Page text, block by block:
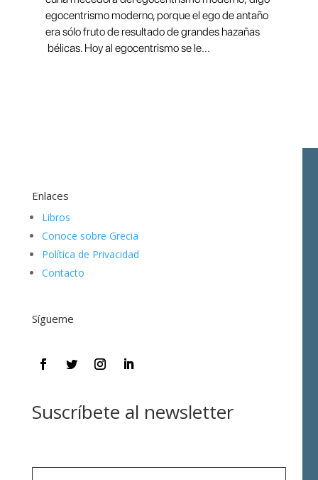
egocentrismo moderno, porque el ego de antaño
era sólo fruto de resultado de grandes hazañas
bélicas. Hoy al egocentrismo se le...
Enlaces
Libros
Conoce sobre Grecia
Política de Privacidad
Contacto
Sígueme
Suscríbete al newsletter